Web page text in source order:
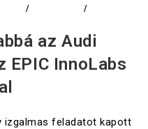
/
/
az Audi
EPIC InnoLabs
izgalmas feladatot kapott